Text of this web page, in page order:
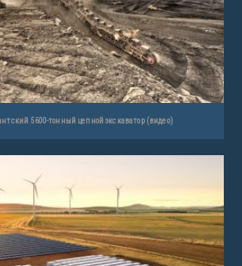
5600-тонный цепной экскаватор (видео)